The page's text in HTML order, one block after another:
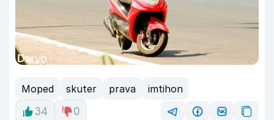
Moped skuter prava
imtihon
34
0